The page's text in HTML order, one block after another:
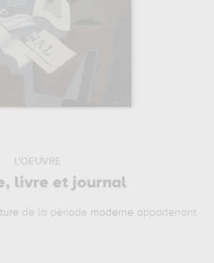
L'OEUVRE
livre et journal
de la période moderne appartenant